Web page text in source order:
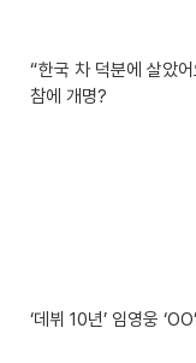
“한국 차 덕분에 살았어
참에 개명?
‘데뷔 10년’ 임영웅